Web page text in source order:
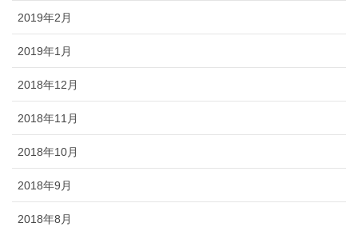
2019年2月
2019年1月
2018年12月
2018年11月
2018年10月
2018年9月
2018年8月